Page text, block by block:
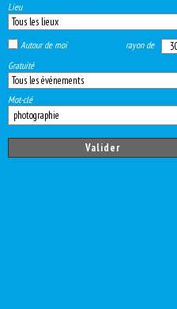
Lieu
Autour de moi rayon de
Gratuité
Mot-clé